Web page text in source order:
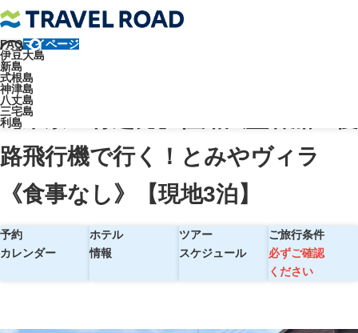
FAQマイページ
伊豆大島
新島
式根島
神津島
八丈島
三宅島
利島
トラベルロード
【東京・竹芝発】往路大型客船＋復路飛行機で行く！とみやヴィラ《食
事なし》【現地3泊】
【東京・竹芝発】往路大型客船＋復
路飛行機で行く！とみやヴィラ
《食事なし》【現地3泊】
予約
カレンダー
ホテル
情報
ツアー
スケジュール
ご旅行条件
必ずご確認
ください